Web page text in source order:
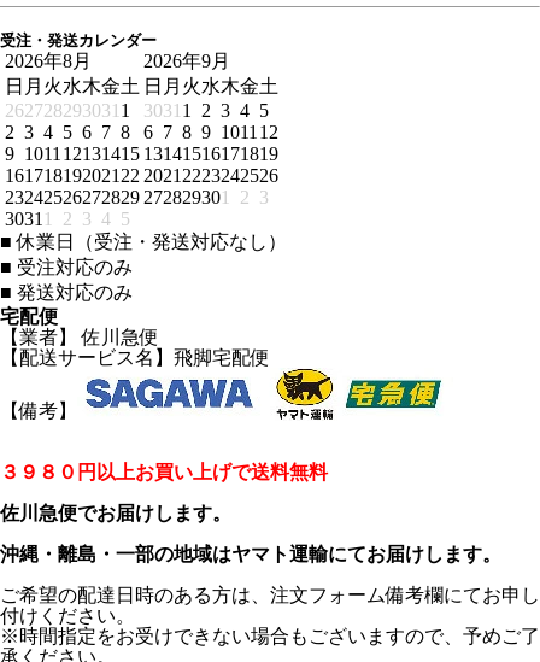
受注・発送カレンダー
2026年8月
日 月 火水木金土
262728293031 1
2 3 4 5 6 7 8
9 1011 12131415
161718192021 22
23242526272829
3031 1 2 3 4 5
2026年9月
日 月 火水木金土
3031 1 2 3 4 5
6 7 8 9 1011 12
13141516171819
2021 2223242526
272829301 2 3
■ 休業日（受注・発送対応なし）
■ 受注対応のみ
■ 発送対応のみ
宅配便
【業者】 佐川急便
【配送サービス名】飛脚宅配便
【備考】
３９８０円以上お買い上げで送料無料
佐川急便でお届けします。
沖縄・離島・一部の地域はヤマト運輸にてお届けします。
ご希望の配達日時のある方は、注文フォーム備考欄にてお申し
付けください。
※時間指定をお受けできない場合もございますので、予めご了
承ください。